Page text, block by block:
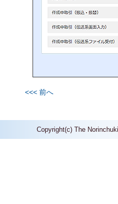
<<< 前へ
Copyright(c) The